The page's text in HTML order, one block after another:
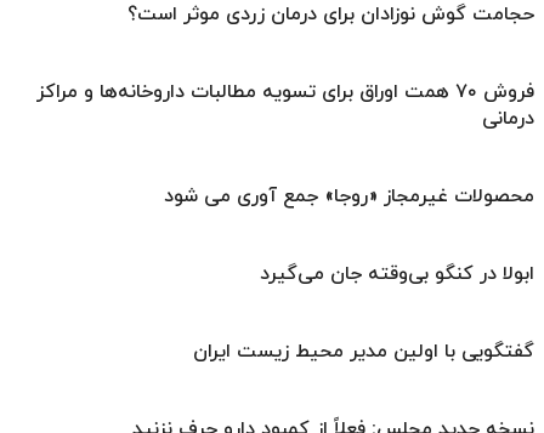
حجامت گوش نوزادان برای درمان زردی موثر است؟
فروش ۷۰ همت اوراق برای تسویه مطالبات داروخانه‌ها و مراکز
درمانی
محصولات غیرمجاز «روجا» جمع آوری می شود
ابولا در کنگو بی‌وقته جان می‌گیرد
گفتگویی با اولین مدیر محیط زیست ایران